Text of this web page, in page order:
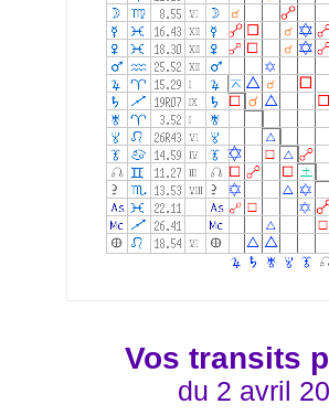
Vos transits
du 2 avril